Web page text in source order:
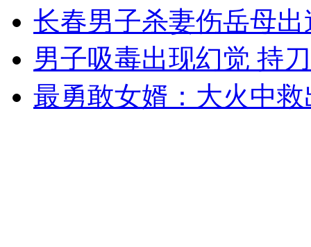
外交部：有关国家言论片面不公正
安徽一实载49人客车翻车
长春男子杀妻伤岳母
男子吸毒出现幻觉 持
最勇敢女婿：大火中